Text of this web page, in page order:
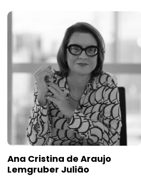
Ana Cristina de Araujo
Lemgruber Julião